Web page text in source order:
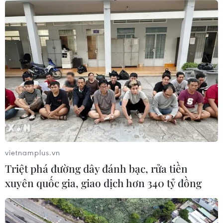
06/08/2026 11:17
Iran cảnh báo đáp trả nhằm vào hạ
tầng năng lượng khu vực nếu bị tấn
công
06/08/2026 04:37
Iran và Oman đạt thỏa thuận về
tuyến vận tải qua eo biển Hormuz
06/08/2026 04:36
Từ hạt nhân đến eo biển
Hormuz: Đòn bẩy chiến lược mới của
vietnamplus.vn
Triệt phá đường dây đánh bạc, rửa tiền
xuyên quốc gia, giao dịch hơn 340 tỷ đồng